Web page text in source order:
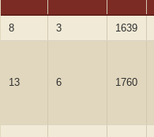
8 3 1639
13 6 1760